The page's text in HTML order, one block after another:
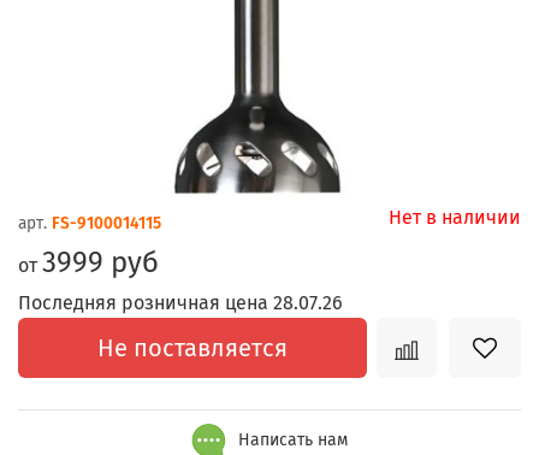
арт. FS-9100014115 Нет в наличии
от3999 руб
Последняя розничная цена 28.07.26
Не поставляется
Написать нам